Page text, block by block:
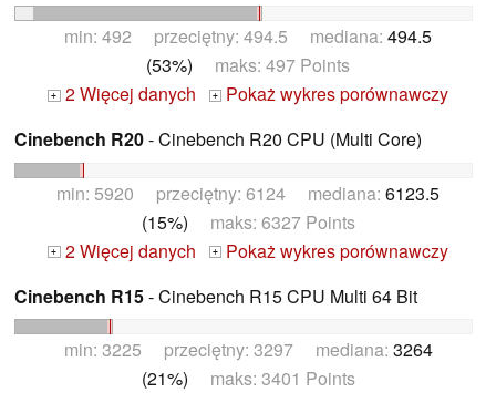
min: 492 przeciętny: 494.5 mediana: 494.5
(53%) maks: 497 Points
+ 2 Więcej danych +
Pokaż wykres porównawczy
Cinebench R20- Cinebench R20 CPU (Multi Core)
min: 5920 przeciętny: 6124 mediana: 6123.5
(15%) maks: 6327 Points
+ 2 Więcej danych +
Pokaż wykres porównawczy
Cinebench R15- Cinebench R15 CPU Multi 64 Bit
min: 3225 przeciętny: 3297 mediana: 3264
(21%) maks: 3401 Points